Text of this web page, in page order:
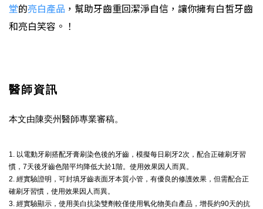
堂的亮白產品 ，幫助牙齒重回潔淨自信，讓你擁有白皙牙齒
和亮白笑容。 ！
醫師資訊
本文由陳奕州醫師專業審稿。
1. 以電動牙刷搭配牙膏刷染色後的牙齒，模擬每日刷牙2次，配合正確刷牙習
慣，7天後牙齒色階平均降低大於1階。使用效果因人而異。
2. 經實驗證明，可封填牙齒表面牙本質小管，有優良的修護效果，但需配合正
確刷牙習慣，使用效果因人而異。
3. 經實驗顯示，使用美白抗染雙劑較僅使用氧化物美白產品，增長約90天的抗